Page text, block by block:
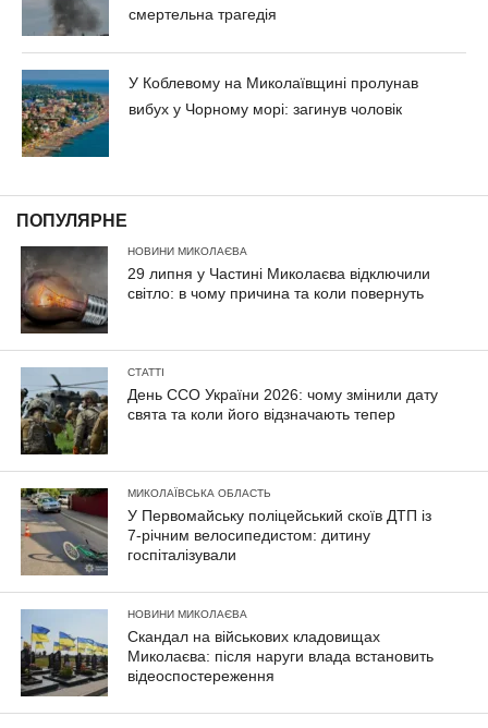
смертельна трагедія
У Коблевому на Миколаївщині пролунав
вибух у Чорному морі: загинув чоловік
ПОПУЛЯРНЕ
НОВИНИ МИКОЛАЄВА
29 липня у Частині Миколаєва відключили
світло: в чому причина та коли повернуть
СТАТТІ
День ССО України 2026: чому змінили дату
свята та коли його відзначають тепер
МИКОЛАЇВСЬКА ОБЛАСТЬ
У Первомайську поліцейський скоїв ДТП із
7-річним велосипедистом: дитину
госпіталізували
НОВИНИ МИКОЛАЄВА
Скандал на військових кладовищах
Миколаєва: після наруги влада встановить
відеоспостереження